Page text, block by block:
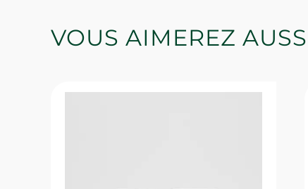
VOUS AIMEREZ